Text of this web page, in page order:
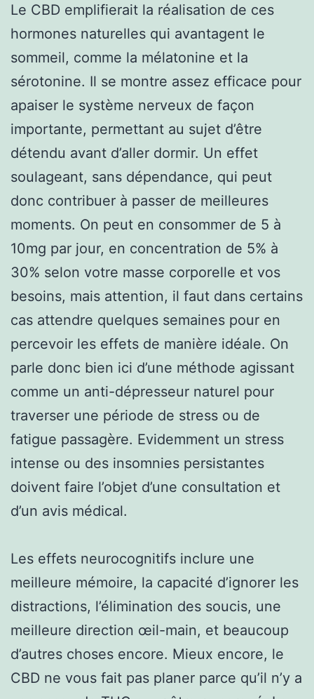
Le CBD emplifierait la réalisation de ces
hormones naturelles qui avantagent le
sommeil, comme la mélatonine et la
sérotonine. Il se montre assez efficace pour
apaiser le système nerveux de façon
importante, permettant au sujet d’être
détendu avant d’aller dormir. Un effet
soulageant, sans dépendance, qui peut
donc contribuer à passer de meilleures
moments. On peut en consommer de 5 à
10mg par jour, en concentration de 5% à
30% selon votre masse corporelle et vos
besoins, mais attention, il faut dans certains
cas attendre quelques semaines pour en
percevoir les effets de manière idéale. On
parle donc bien ici d’une méthode agissant
comme un anti-dépresseur naturel pour
traverser une période de stress ou de
fatigue passagère. Evidemment un stress
intense ou des insomnies persistantes
doivent faire l’objet d’une consultation et
d’un avis médical.
Les effets neurocognitifs inclure une
meilleure mémoire, la capacité d’ignorer les
distractions, l’élimination des soucis, une
meilleure direction œil-main, et beaucoup
d’autres choses encore. Mieux encore, le
CBD ne vous fait pas planer parce qu’il n’y a